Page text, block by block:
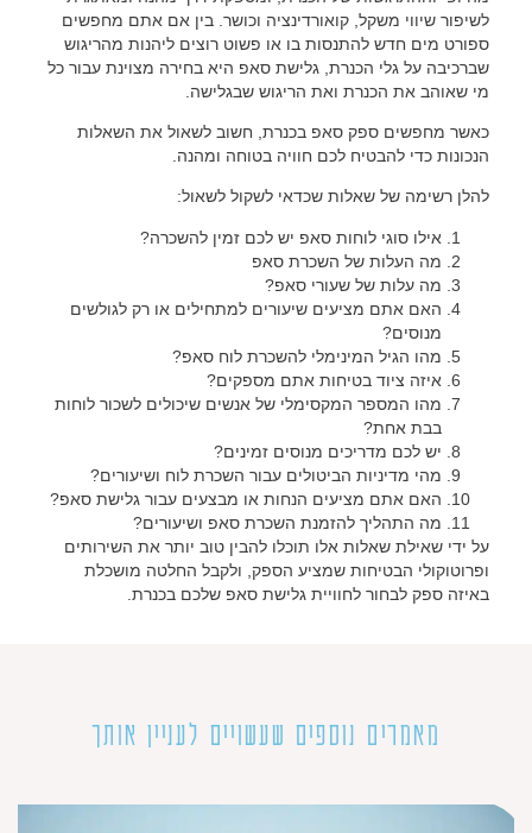
לשיפור שיווי משקל, קואורדינציה וכושר. בין אם אתם מחפשים
ספורט מים חדש להתנסות בו או פשוט רוצים ליהנות מהריגוש
שברכיבה על גלי הכנרת, גלישת סאפ היא בחירה מצוינת עבור כל
מי שאוהב את הכנרת ואת הריגוש שבגלישה.
כאשר מחפשים ספק סאפ בכנרת, חשוב לשאול את השאלות
הנכונות כדי להבטיח לכם חוויה בטוחה ומהנה.
להלן רשימה של שאלות שכדאי לשקול לשאול:
אילו סוגי לוחות סאפ יש לכם זמין להשכרה?
מה העלות של השכרת סאפ
מה עלות של שעורי סאפ?
האם אתם מציעים שיעורים למתחילים או רק לגולשים
מנוסים?
מהו הגיל המינימלי להשכרת לוח סאפ?
איזה ציוד בטיחות אתם מספקים?
מהו המספר המקסימלי של אנשים שיכולים לשכור לוחות
בבת אחת?
יש לכם מדריכים מנוסים זמינים?
מהי מדיניות הביטולים עבור השכרת לוח ושיעורים?
האם אתם מציעים הנחות או מבצעים עבור גלישת סאפ?
מה התהליך להזמנת השכרת סאפ ושיעורים?
על ידי שאילת שאלות אלו תוכלו להבין טוב יותר את השירותים
ופרוטוקולי הבטיחות שמציע הספק, ולקבל החלטה מושכלת
באיזה ספק לבחור לחוויית גלישת סאפ שלכם בכנרת.
מאמרים נוספים שעשויים לעניין אותך